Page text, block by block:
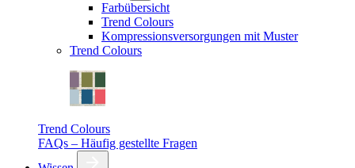
Farbübersicht
Trend Colours
Kompressionsversorgungen mit Muster
Trend Colours
Trend Colours
FAQs – Häufig gestellte Fragen